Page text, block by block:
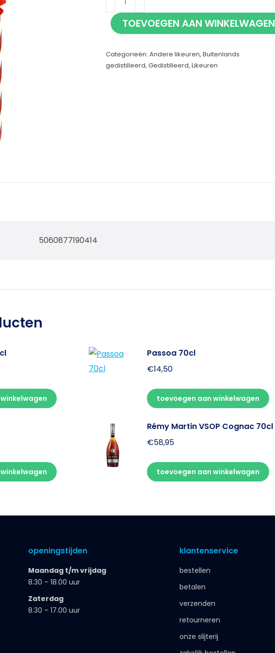
Cane
Cherry
70cl
aantal
TOEVOEGEN AAN WINKELWAGEN
Categorieën: Andere likeuren, Buitenlands
gedistilleerd, Gedistilleerd, Likeuren
5060877190414
Passoa 70cl
€14,50
toevoegen aan winkelwagen
Rémy Martin VSOP Cognac 70cl
€58,95
toevoegen aan winkelwagen
openingstijden
Maandag t/m vrijdag
8.30 – 18.00 uur
Zaterdag
8.30 – 17.00 uur
klantenservice
bestellen
betalen
verzenden
retourneren
onze slijterij